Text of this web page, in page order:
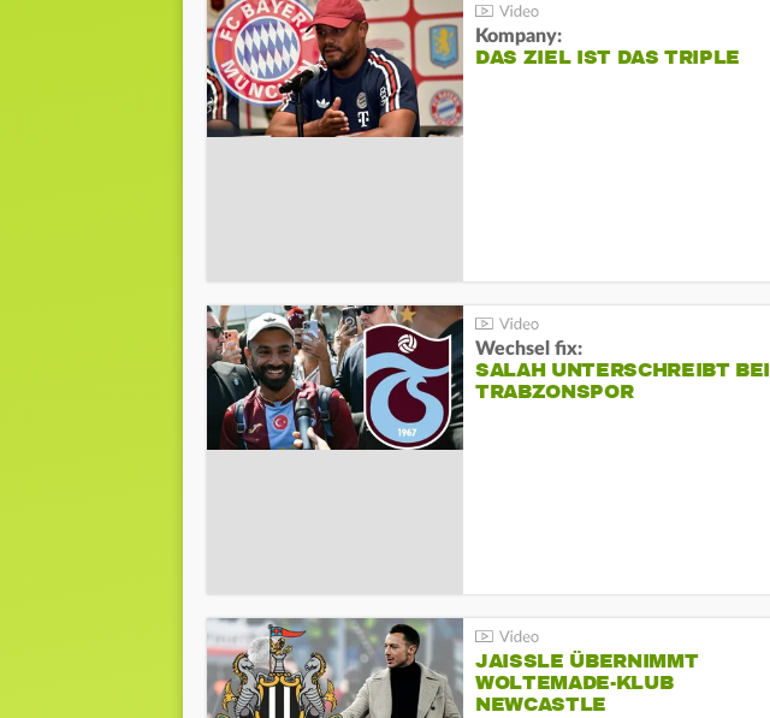
Kompany:
DAS ZIEL IST DAS TRIPLE
Wechsel fix:
SALAH UNTERSCHREIBT BEI
TRABZONSPOR
JAISSLE ÜBERNIMMT
WOLTEMADE-KLUB
NEWCASTLE